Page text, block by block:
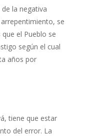
la negativa
se
el Pueblo se
según el cual
años por
tiene que estar
del error. La